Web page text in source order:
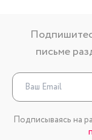
письме
Подписываясь на